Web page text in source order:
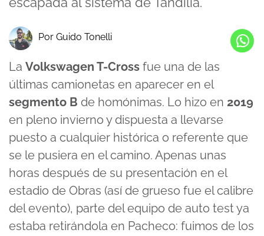
Por Guido Tonelli
La Volkswagen T-Cross fue una de las
últimas camionetas en aparecer en el
segmento B de homónimas. Lo hizo en 2019
en pleno invierno y dispuesta a llevarse
puesto a cualquier histórica o referente que
se le pusiera en el camino. Apenas unas
horas después de su presentación en el
estadio de Obras (así de grueso fue el calibre
del evento), parte del equipo de auto test ya
estaba retirándola en Pacheco: fuimos de los